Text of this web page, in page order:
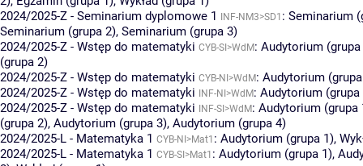
2024/2025-Z - Seminarium dyplomowe 1
INF-NM3>SD1 : Seminarium
Seminarium (grupa 2), Seminarium (grupa 3)
2024/2025-Z - Wstęp do matematyki CYB-SI>WdM: Audytorium (grupa
(grupa 2)
2024/2025-Z - Wstęp do matematyki CYB-NI>WdM: Audytorium
2024/2025-Z - Wstęp do matematyki
INF-NI>WdM: Audytorium (grupa
2024/2025-Z - Wstęp do matematyki
INF-SI>WdM: Audytorium (grupa
(grupa 2), Audytorium (grupa 3), Audytorium (grupa 4)
2024/2025-L - Matematyka 1 CYB-NI>Mat1 : Audytorium (grupa 1),
2024/2025-L - Matematyka 1 CYB-SI>Mat1 : Audytorium (grupa 1),